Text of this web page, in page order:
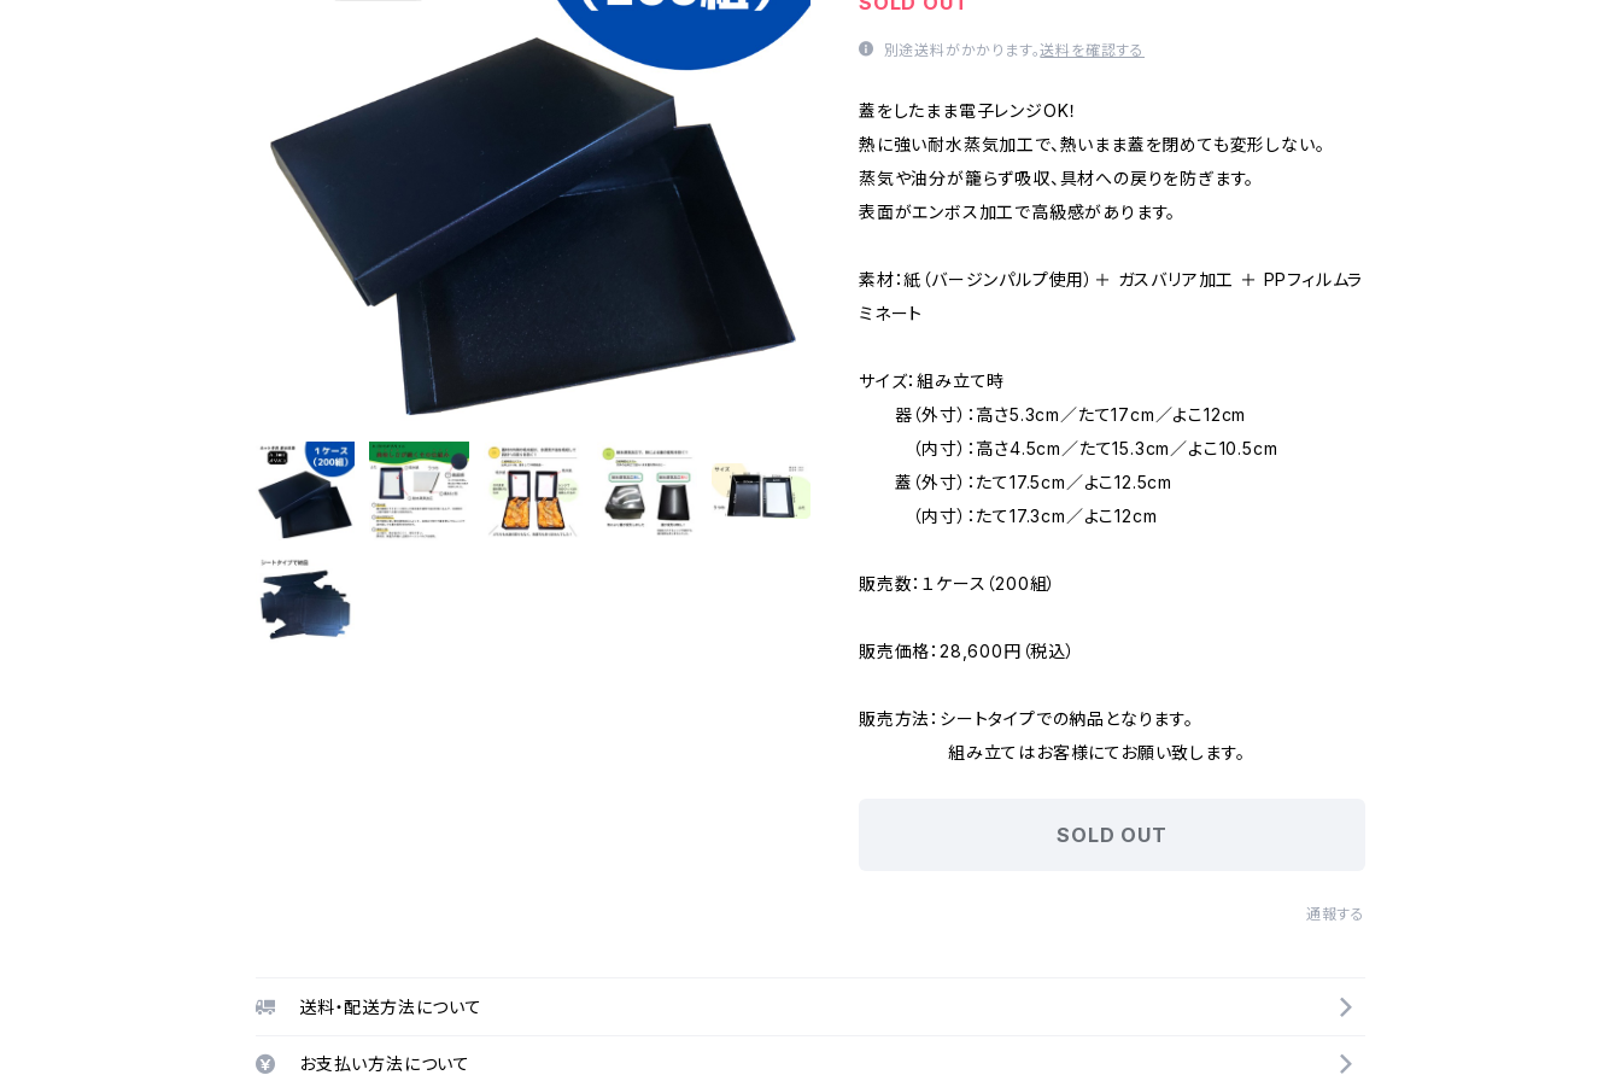
別途送料がかかります。送料を確認する
蓋をしたまま電子レンジOK！
熱に強い耐水蒸気加工で、熱いまま蓋を閉めても変形しない。
蒸気や油分が籠らず吸収、具材への戻りを防ぎます。
表面がエンボス加工で高級感があります。
素材：紙（バージンパルプ使用）＋ ガスバリア加工 ＋ PPフィルムラ
ミネート
サイズ：組み立て時
器（外寸）：高さ5.3cm／たて17cm／よこ12cm
（内寸）：高さ4.5cm／たて15.3cm／よこ10.5cm
蓋（外寸）：たて17.5cm／よこ12.5cm
（内寸）：たて17.3cm／よこ12cm
販売数：１ケース（200組）
販売価格：28,600円（税込）
販売方法：シートタイプでの納品となります。
組み立てはお客様にてお願い致します。
SOLD OUT
通報する
送料・配送方法について
お支払い方法について